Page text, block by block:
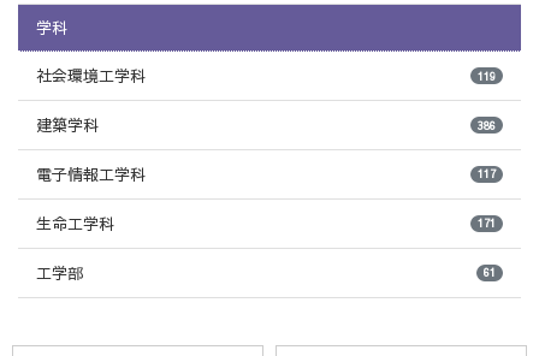
学科
社会環境工学科 119
建築学科 386
電子情報工学科 117
生命工学科 171
工学部 61